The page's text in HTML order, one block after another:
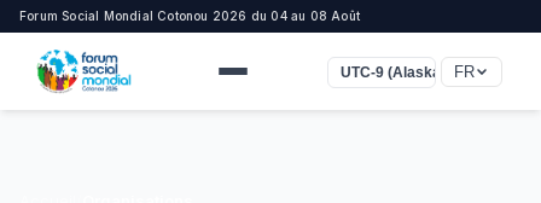
Forum Social Mondial Cotonou 2026 du 04 au 08 Août
UTC-9 (Alaska) FR